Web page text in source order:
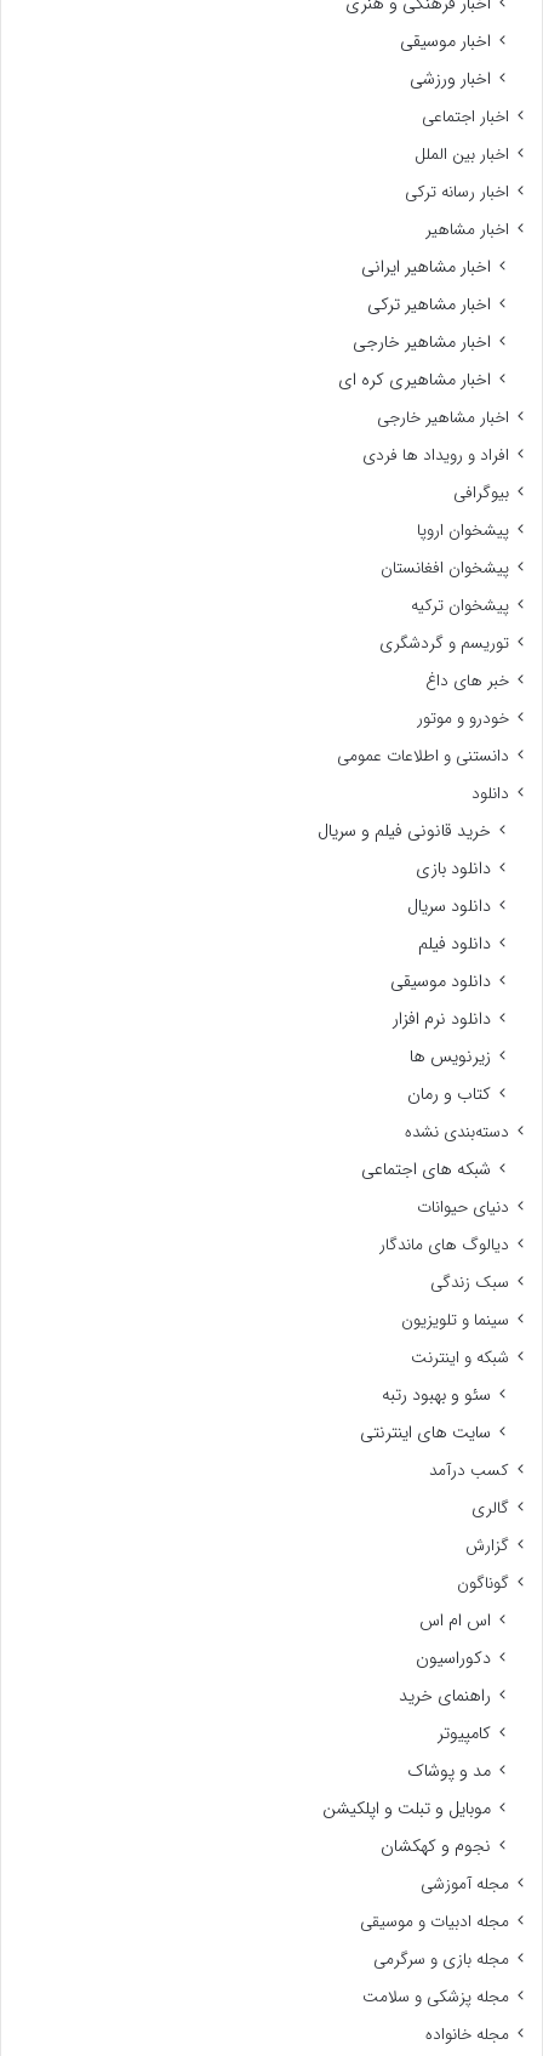
اخبار موسیقی
اخبار ورزشی
اخبار اجتماعی
اخبار بین الملل
اخبار رسانه ترکی
اخبار مشاهیر
اخبار مشاهیر ایرانی
اخبار مشاهیر ترکی
اخبار مشاهیر خارجی
اخبار مشاهیری کره ای
اخبار مشاهیر خارجی
افراد و رویداد ها فردی
بیوگرافی
پیشخوان اروپا
پیشخوان افغانستان
پیشخوان ترکیه
توریسم و گردشگری
خبر های داغ
خودرو و موتور
دانستنی و اطلاعات عمومی
دانلود
خرید قانونی فیلم و سریال
دانلود بازی
دانلود سریال
دانلود فیلم
دانلود موسیقی
دانلود نرم افزار
زیرنویس ها
کتاب و رمان
دسته‌بندی نشده
شبکه های اجتماعی
دنیای حیوانات
دیالوگ های ماندگار
سبک زندگی
سینما و تلویزیون
شبکه و اینترنت
سئو و بهبود رتبه
سایت های اینترنتی
کسب درآمد
گالری
گزارش
گوناگون
اس ام اس
دکوراسیون
راهنمای خرید
کامپیوتر
مد و پوشاک
موبایل و تبلت و اپلکیشن
نجوم و کهکشان
مجله آموزشی
مجله ادبیات و موسیقی
مجله بازی و سرگرمی
مجله پزشکی و سلامت
مجله خانواده